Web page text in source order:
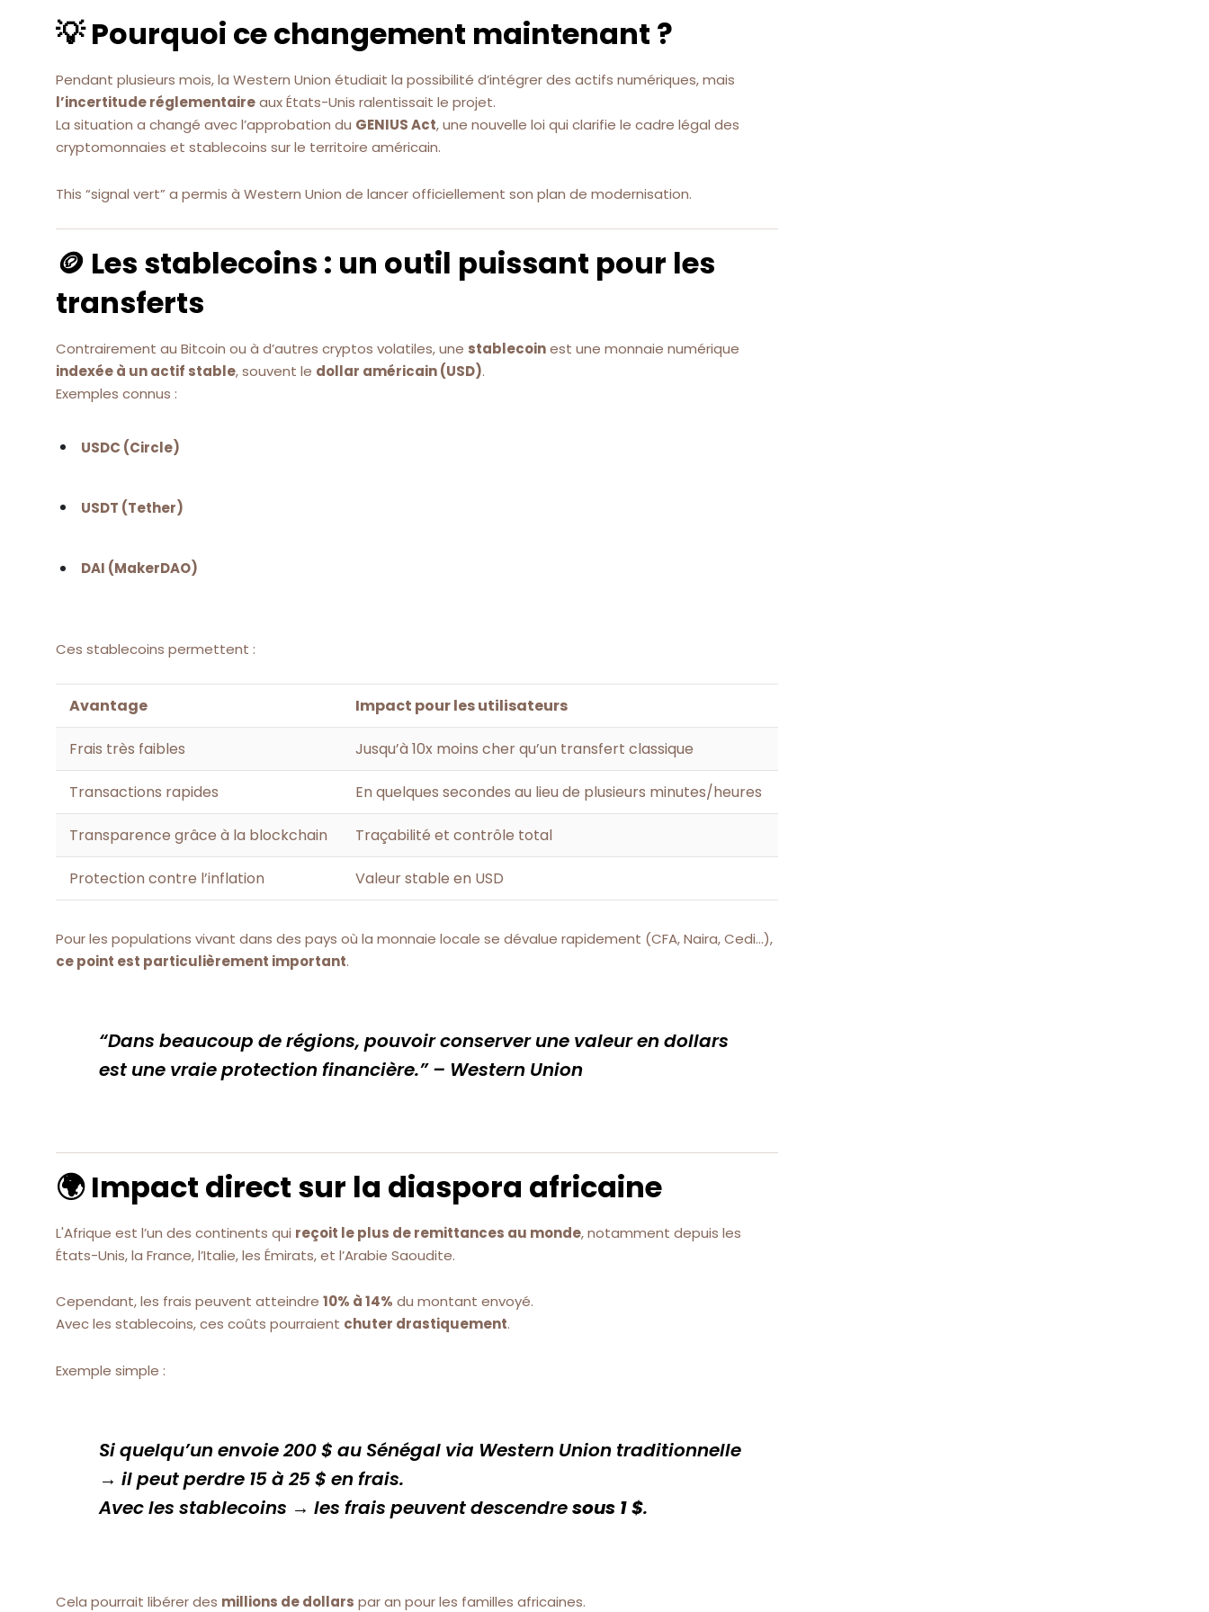
💡 Pourquoi ce changement maintenant ?
Pendant plusieurs mois, la Western Union étudiait la possibilité d’intégrer des actifs numériques, mais
l’incertitude réglementaireaux États-Unis ralentissait le projet.
La situation a changé avec l’approbation du GENIUS Act, une nouvelle loi qui clarifie le cadre légal des
cryptomonnaies et stablecoins sur le territoire américain.
This “signal vert” a permis à Western Union de lancer officiellement son plan de modernisation.
🪙 Les stablecoins : un outil puissant pour les
transferts
Contrairement au Bitcoin ou à d’autres cryptos volatiles, une stablecoinest une monnaie numérique
indexée à un actif stable, souvent le dollar américain (USD).
Exemples connus :
USDC (Circle)
USDT (Tether)
DAI (MakerDAO)
Ces stablecoins permettent :
Avantage Impact pour les utilisateurs
Frais très faibles Jusqu’à 10x moins cher qu’un transfert classique
Transactions rapides En quelques secondes au lieu de plusieurs minutes/heures
Transparence grâce à la blockchain Traçabilité et contrôle total
Protection contre l’inflation Valeur stable en USD
Pour les populations vivant dans des pays où la monnaie locale se dévalue rapidement (CFA, Naira, Cedi…),
ce point est particulièrement important.
“Dans beaucoup de régions, pouvoir conserver une valeur en dollars
est une vraie protection financière.”– Western Union
🌍 Impact direct sur la diaspora africaine
L'Afrique est l’un des continents qui reçoit le plus de remittances au monde, notamment depuis les
États-Unis, la France, l’Italie, les Émirats, et l’Arabie Saoudite.
Cependant, les frais peuvent atteindre 10% à 14% du montant envoyé.
Avec les stablecoins, ces coûts pourraient chuter drastiquement.
Exemple simple :
Si quelqu’un envoie 200 $ au Sénégal via Western Union traditionnelle
→ il peut perdre 15 à 25 $ en frais.
Avec les stablecoins → les frais peuvent descendresous 1 $.
Cela pourrait libérer des millions de dollars par an pour les familles africaines.